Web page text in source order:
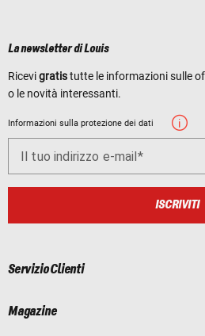
La newsletter di Louis
Ricevigratistutte le informazioni sulle
o le novità interessanti.
Informazioni sulla protezione dei dati
Il tuo indirizzo e-mail
ISCRIVITI
Servizio Clienti
Magazine